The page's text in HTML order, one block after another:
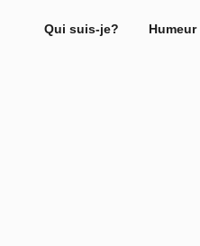
Qui suis-je? Humeur